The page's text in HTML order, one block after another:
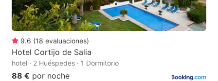
9.6 (18 evaluaciones)
Hotel Cortijo de Salia
hotel · 2 Huéspedes · 1 Dormitorio
88 € por noche